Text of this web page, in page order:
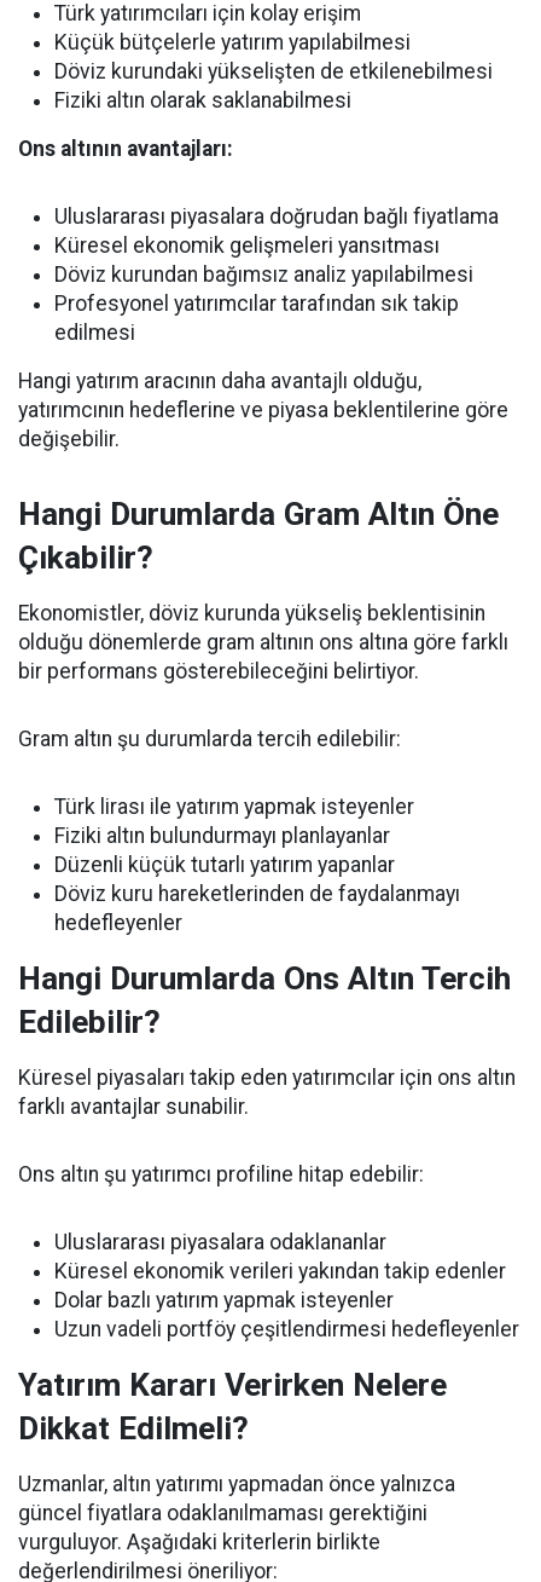
Türk yatırımcıları için kolay erişim
Küçük bütçelerle yatırım yapılabilmesi
Döviz kurundaki yükselişten de etkilenebilmesi
Fiziki altın olarak saklanabilmesi
Ons altının avantajları:
Uluslararası piyasalara doğrudan bağlı fiyatlama
Küresel ekonomik gelişmeleri yansıtması
Döviz kurundan bağımsız analiz yapılabilmesi
Profesyonel yatırımcılar tarafından sık takip
edilmesi
Hangi yatırım aracının daha avantajlı olduğu,
yatırımcının hedeflerine ve piyasa beklentilerine göre
değişebilir.
Hangi Durumlarda Gram Altın Öne
Çıkabilir?
Ekonomistler, döviz kurunda yükseliş beklentisinin
olduğu dönemlerde gram altının ons altına göre farklı
bir performans gösterebileceğini belirtiyor.
Gram altın şu durumlarda tercih edilebilir:
Türk lirası ile yatırım yapmak isteyenler
Fiziki altın bulundurmayı planlayanlar
Düzenli küçük tutarlı yatırım yapanlar
Döviz kuru hareketlerinden de faydalanmayı
hedefleyenler
Hangi Durumlarda Ons Altın Tercih
Edilebilir?
Küresel piyasaları takip eden yatırımcılar için ons altın
farklı avantajlar sunabilir.
Ons altın şu yatırımcı profiline hitap edebilir:
Uluslararası piyasalara odaklananlar
Küresel ekonomik verileri yakından takip edenler
Dolar bazlı yatırım yapmak isteyenler
Uzun vadeli portföy çeşitlendirmesi hedefleyenler
Yatırım Kararı Verirken Nelere
Dikkat Edilmeli?
Uzmanlar, altın yatırımı yapmadan önce yalnızca
güncel fiyatlara odaklanılmaması gerektiğini
vurguluyor. Aşağıdaki kriterlerin birlikte
değerlendirilmesi öneriliyor: